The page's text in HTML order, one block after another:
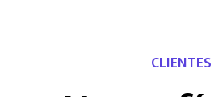
CLIENTES